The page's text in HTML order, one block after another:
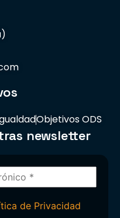
Objetivos ODS
newsletter
de Privacidad